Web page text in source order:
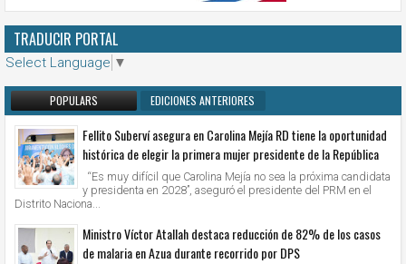
TRADUCIR PORTAL
Select Language ▼
POPULARS EDICIONES ANTERIORES
Fellito Suberví asegura en Carolina Mejía RD tiene la oportunidad
histórica de elegir la primera mujer presidente de la República
“Es muy difícil que Carolina Mejía no sea la próxima candidata
y presidenta en 2028”, aseguró el presidente del PRM en el
Distrito Naciona...
Ministro Víctor Atallah destaca reducción de 82% de los casos
de malaria en Azua durante recorrido por DPS